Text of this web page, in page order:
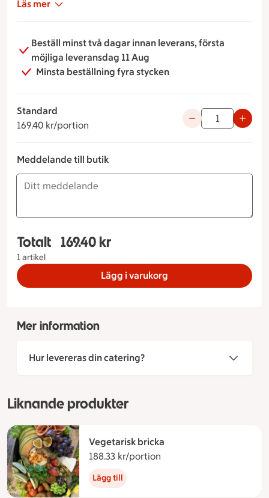
pepparrotssnittar och vår egen västerbottenpaj.
Läs mer
Beställ minst två dagar innan leverans, första
möjliga leveransdag 11 Aug
Minsta beställning fyra stycken
Standard
169.40 kr/portion
169.40 kronor per portion
Använd
Meddelande till butik
Totalt
1 artikel
Totalt 1 stycken Dalabricka Standard, 169.40
169.40 kr
Lägg i varukorg
Mer information
Hur levereras din catering?
Liknande produkter
Vegetarisk bricka
188.33 kr/portion
Lägg till